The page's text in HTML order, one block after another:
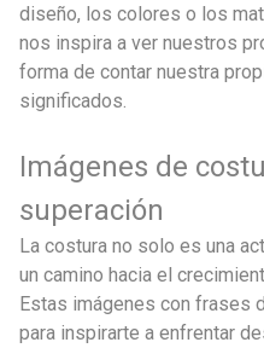
diseño, los colores o los
nos inspira a ver nuestros
forma de contar nuestra
significados.
Imágenes de
superación
La costura no solo es una
un camino hacia el
Estas imágenes con frases
para inspirarte a enfrentar